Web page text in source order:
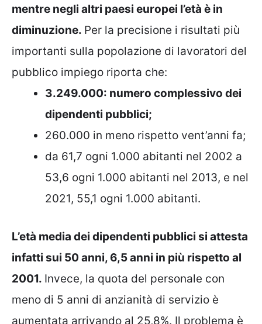
mentre negli altri paesi europei l’età è in
diminuzione. Per la precisione i risultati più
importanti sulla popolazione di lavoratori del
pubblico impiego riporta che:
3.249.000: numero complessivo dei
dipendenti pubblici;
260.000 in meno rispetto vent’anni fa;
da 61,7 ogni 1.000 abitanti nel 2002 a
53,6 ogni 1.000 abitanti nel 2013, e nel
2021, 55,1 ogni 1.000 abitanti.
L’età media dei dipendenti pubblici si attesta
infatti sui 50 anni, 6,5 anni in più rispetto al
2001. Invece, la quota del personale con
meno di 5 anni di anzianità di servizio è
aumentata arrivando al 25,8%. Il problema è